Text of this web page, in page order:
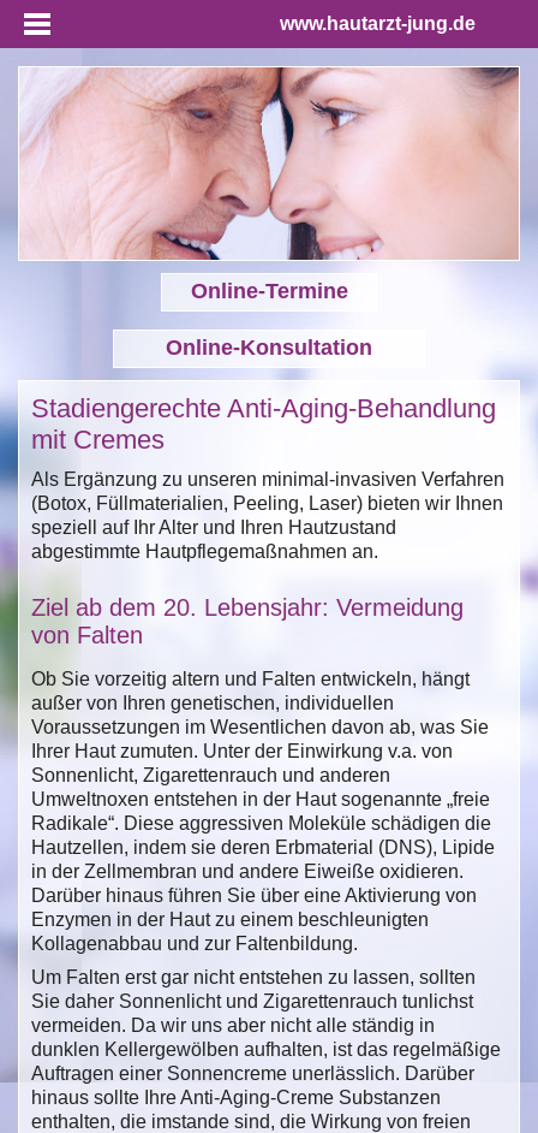
www.hautarzt-jung.de
Online-Termine
Online-Konsultation
Stadiengerechte Anti-Aging-Behandlung
mit Cremes
Als Ergänzung zu unseren minimal-invasiven Verfahren
(Botox, Füllmaterialien, Peeling, Laser) bieten wir Ihnen
speziell auf Ihr Alter und Ihren Hautzustand
abgestimmte Hautpflegemaßnahmen an.
Ziel ab dem 20. Lebensjahr: Vermeidung
von Falten
Ob Sie vorzeitig altern und Falten entwickeln, hängt
außer von Ihren genetischen, individuellen
Voraussetzungen im Wesentlichen davon ab, was Sie
Ihrer Haut zumuten. Unter der Einwirkung v.a. von
Sonnenlicht, Zigarettenrauch und anderen
Umweltnoxen entstehen in der Haut sogenannte „freie
Radikale“. Diese aggressiven Moleküle schädigen die
Hautzellen, indem sie deren Erbmaterial (DNS), Lipide
in der Zellmembran und andere Eiweiße oxidieren.
Darüber hinaus führen Sie über eine Aktivierung von
Enzymen in der Haut zu einem beschleunigten
Kollagenabbau und zur Faltenbildung.
Um Falten erst gar nicht entstehen zu lassen, sollten
Sie daher Sonnenlicht und Zigarettenrauch tunlichst
vermeiden. Da wir uns aber nicht alle ständig in
dunklen Kellergewölben aufhalten, ist das regelmäßige
Auftragen einer Sonnencreme unerlässlich. Darüber
hinaus sollte Ihre Anti-Aging-Creme Substanzen
enthalten, die imstande sind, die Wirkung von freien